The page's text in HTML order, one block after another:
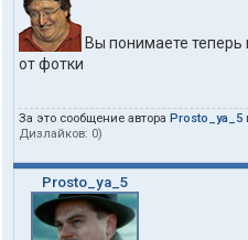
Вы понимаете
от фотки
За это сообщение автора Prosto_ya_5
Дизлайков: 0)
Prosto_ya_5